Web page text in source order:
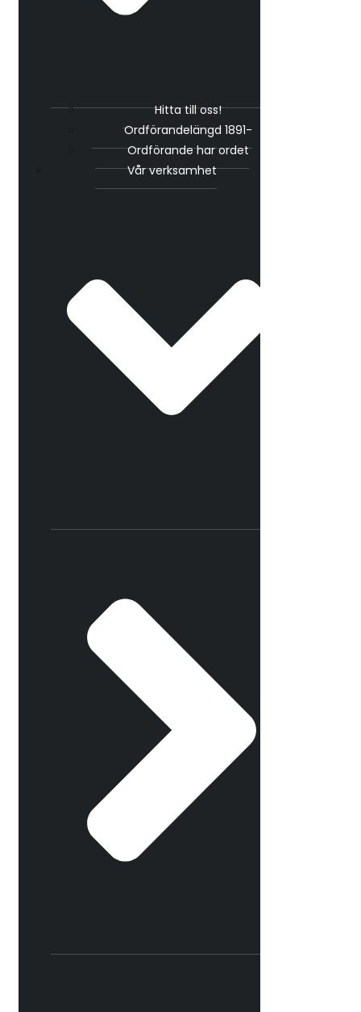
Hitta till oss!
Ordförandelängd 1891-
Ordförande har ordet
Vår verksamhet